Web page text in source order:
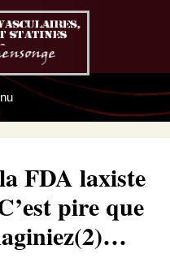
FDA laxiste
pire que